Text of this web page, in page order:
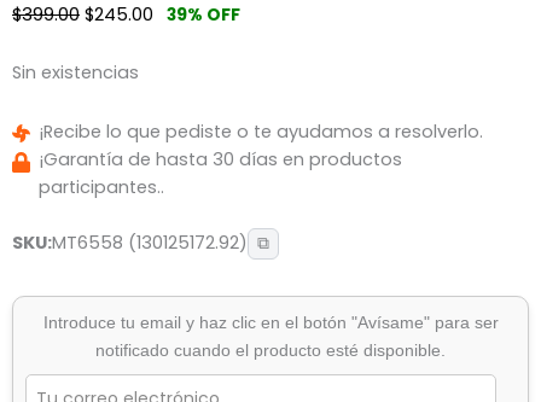
$399.00 $245.00 39% OFF
Sin existencias
¡Recibe lo que pediste o te ayudamos a resolverlo.
¡Garantía de hasta 30 días en productos
participantes..
SKU:MT6558 (130125172.92) ⧉
Introduce tu email y haz clic en el botón "Avísame" para ser
notificado cuando el producto esté disponible.